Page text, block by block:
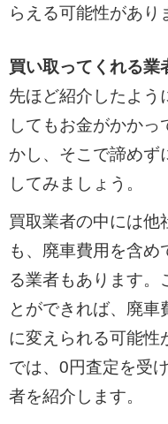
らえる可能性があり
買い取ってくれる業
先ほど紹介したよう
してもお金がかかっ
かし、そこで諦めず
してみましょう。
買取業者の中には他
も、廃車費用を含
る業者もあります。
とができれば、廃車
に変えられる可能性
では、0円査定を受
者を紹介します。